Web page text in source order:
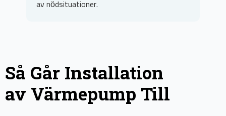
läckor till trasiga kranar.
Så Går Installation
av Värmepump Till